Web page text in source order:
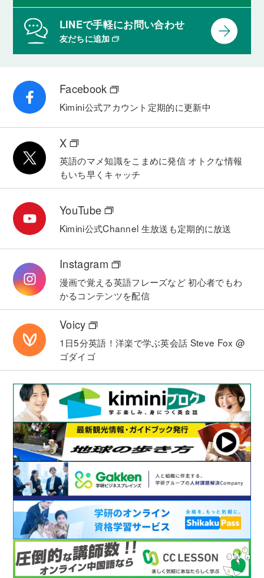
LINEで手軽にお問い合わせ
友だちに追加
Facebook
Kimini公式アカウント 定期的に更新中
X
英語のマメ知識をこまめに発信 オトクな情報
もいち早くキャッチ
YouTube
Kimini公式Channel 生放送も定期的に放送
Instagram
漫画で覚える英語フレーズなど初心者でもわ
かるコンテンツを配信
Voicy
1日5分英語！洋楽で学ぶ英会話 Steve Fox @
ゴダイゴ